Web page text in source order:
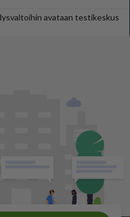
avataan testikeskus